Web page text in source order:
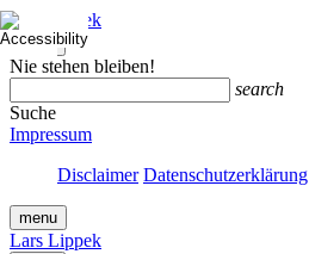
Zum
Inhalt
springen
Lars Lippek
close
Menü
schließen
Nie stehen bleiben!
search
Suche
Impressum
Disclaimer Datenschutzerklärung
menu
Lars Lippek